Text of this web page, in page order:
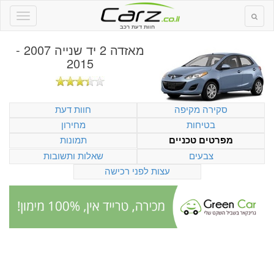
חוות דעת רכב
מאזדה 2 יד שנייה 2007 -
2015
סקירה מקיפה
חוות דעת
בטיחות
מחירון
מפרטים טכניים
תמונות
צבעים
שאלות ותשובות
עצות לפני רכישה